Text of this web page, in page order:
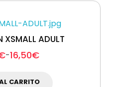
XSMALL ADULT
16,50€
-
CARRITO